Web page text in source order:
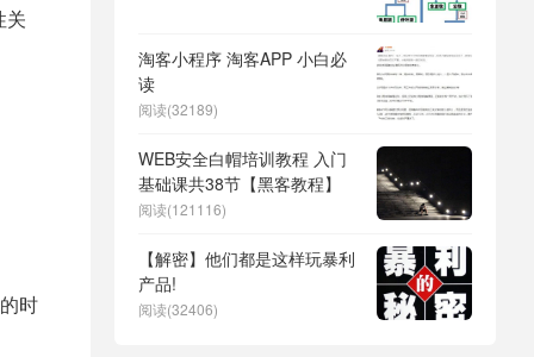
关
时
淘客小程序 淘客APP 小白必
读
阅读(32189)
WEB安全白帽培训教程 入门
基础课共38节【黑客教程】
阅读(121116)
【解密】他们都是这样玩暴利
产品!
阅读(32406)